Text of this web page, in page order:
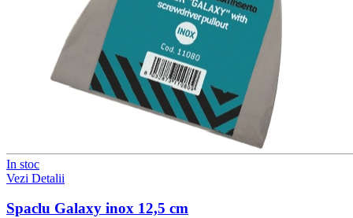
In stoc
Vezi Detalii
Spaclu Galaxy inox 12,5 cm